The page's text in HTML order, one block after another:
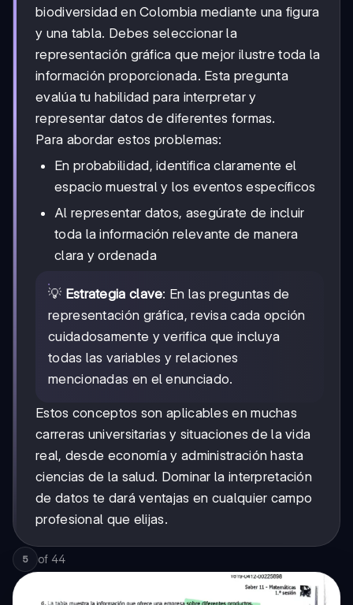
biodiversidad en Colombia mediante una figura
y una tabla. Debes seleccionar la
representación gráfica que mejor ilustre toda la
información proporcionada. Esta pregunta
evalúa tu habilidad para interpretar y
representar datos de diferentes formas.
Para abordar estos problemas:
En probabilidad, identifica claramente el
espacio muestral y los eventos específicos
Al representar datos, asegúrate de incluir
toda la información relevante de manera
clara y ordenada
💡 Estrategia clave: En las preguntas de
representación gráfica, revisa cada opción
cuidadosamente y verifica que incluya
todas las variables y relaciones
mencionadas en el enunciado.
Estos conceptos son aplicables en muchas
carreras universitarias y situaciones de la vida
real, desde economía y administración hasta
ciencias de la salud. Dominar la interpretación
de datos te dará ventajas en cualquier campo
profesional que elijas.
5 of 44